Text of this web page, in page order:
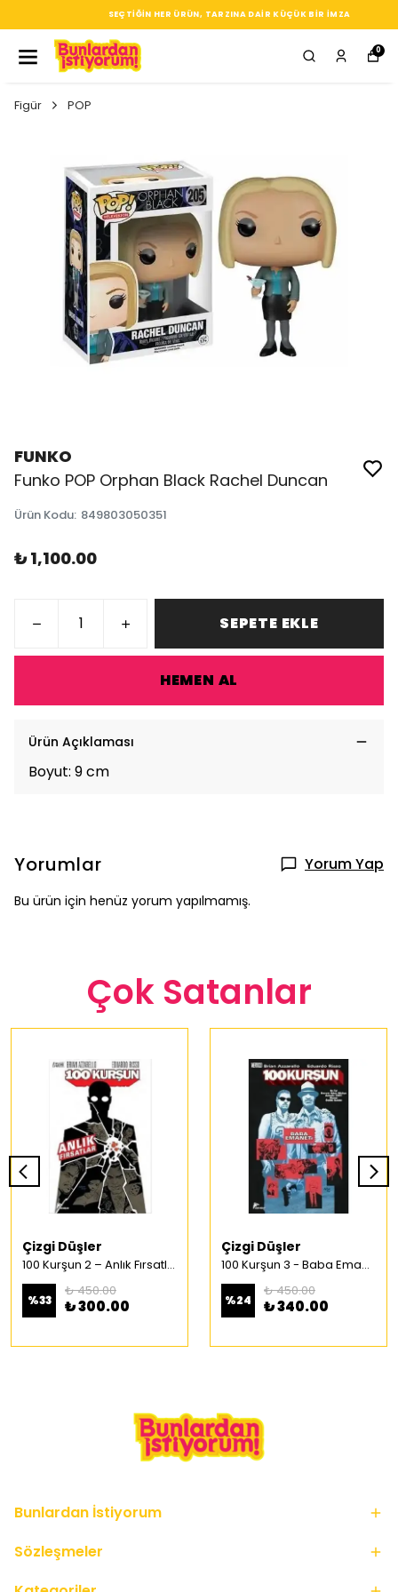
SEÇTIĞIN HER ÜRÜN, TARZINA DAIR KÜÇÜK BIR IMZA
0
Figür POP
FUNKO
Funko POP Orphan Black Rachel Duncan
Ürün Kodu: 849803050351
₺ 1,100.00
SEPETE EKLE
HEMEN AL
Ürün Açıklaması
Boyut: 9 cm
Yorumlar Yorum Yap
Bu ürün için henüz yorum yapılmamış.
Çok Satanlar
Çizgi Düşler
100 Kurşun 2 – Anlık Fırsatlar Türkçe Çizgi Roman
%33
₺ 450.00
₺ 300.00
Çizgi Düşler
100 Kurşun 3 - Baba Emaneti Türkçe Çizgi Roman
%24
₺ 450.00
₺ 340.00
Bunlardan İstiyorum
Sözleşmeler